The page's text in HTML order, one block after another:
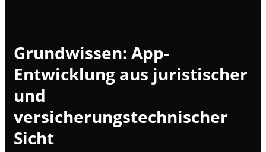
Grundwissen: App-
Entwicklung aus juristischer
und
versicherungstechnischer
Sicht